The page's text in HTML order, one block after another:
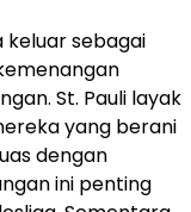
keluar sebagai
St. Pauli layak
yang berani
dengan
ini penting